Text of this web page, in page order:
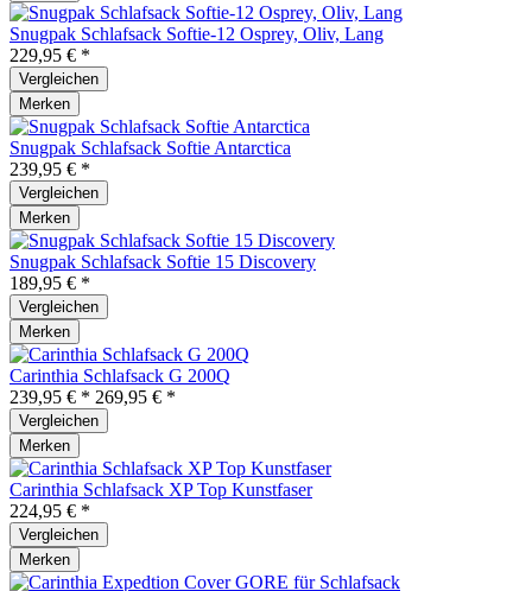
Snugpak Schlafsack Softie-12 Osprey, Oliv, Lang
229,95 € *
Vergleichen
Merken
Snugpak Schlafsack Softie Antarctica
239,95 € *
Vergleichen
Merken
Snugpak Schlafsack Softie 15 Discovery
189,95 € *
Vergleichen
Merken
Carinthia Schlafsack G 200Q
239,95 € * 269,95 € *
Vergleichen
Merken
Carinthia Schlafsack XP Top Kunstfaser
224,95 € *
Vergleichen
Merken